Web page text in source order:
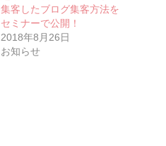
集客したブログ集客方法を
セミナーで公開！
2018年8月26日
お知らせ